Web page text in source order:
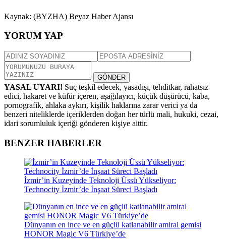
Kaynak: (BYZHA) Beyaz Haber Ajansı
YORUM YAP
GÖNDER
YASAL UYARI! Suç teşkil edecek, yasadışı, tehditkar, rahatsız
edici, hakaret ve küfür içeren, aşağılayıcı, küçük düşürücü, kaba,
pornografik, ahlaka aykırı, kişilik haklarına zarar verici ya da
benzeri niteliklerde içeriklerden doğan her türlü mali, hukuki, cezai,
idari sorumluluk içeriği gönderen kişiye aittir.
BENZER HABERLER
İzmir’in Kuzeyinde Teknoloji Üssü Yükseliyor:
Technocity İzmir’de İnşaat Süreci Başladı
Dünyanın en ince ve en güçlü katlanabilir amiral gemisi
HONOR Magic V6 Türkiye’de